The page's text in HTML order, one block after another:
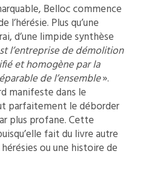
Belloc commence
Plus qu’une
d’une limpide synthèse
l’entreprise de démolition
et homogène par la
de l’ensemble».
manifeste dans le
parfaitement le déborder
plus profane. Cette
fait du livre autre
ou une histoire de